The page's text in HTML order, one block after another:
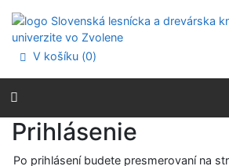
Prejsť na menu
Prehlásenie o webovej prístupnosti
V košíku (0)
Prihlásenie
Po prihlásení budete presmerovaní na